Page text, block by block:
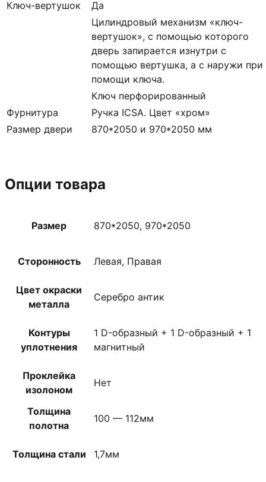
Ключ-вертушок
Да
Цилиндровый механизм «ключ-
вертушок», с помощью которого
дверь запирается изнутри с
помощью вертушка, а с наружи при
помощи ключа.
Ключ перфорированный
Фурнитура
Ручка ICSA. Цвет «хром»
Размер двери
870*2050 и 970*2050 мм
Опции товара
Размер 870*2050, 970*2050
Сторонность Левая, Правая
Цвет окраски
металла
Серебро антик
Контуры
уплотнения
1 D-образный + 1 D-образный + 1
магнитный
Проклейка
изолоном
Нет
Толщина
полотна
100 — 112мм
Толщина стали 1,7мм